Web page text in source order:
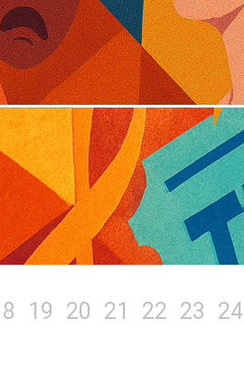
19 20 21 22 23 24